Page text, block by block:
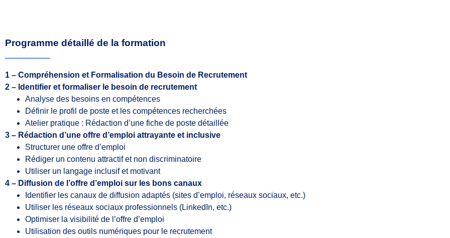
Programme détaillé de la formation
1 – Compréhension et Formalisation du Besoin de Recrutement
2 – Identifier et formaliser le besoin de recrutement
Analyse des besoins en compétences
Définir le profil de poste et les compétences recherchées
Atelier pratique : Rédaction d’une fiche de poste détaillée
3 – Rédaction d’une offre d’emploi attrayante et inclusive
Structurer une offre d’emploi
Rédiger un contenu attractif et non discriminatoire
Utiliser un langage inclusif et motivant
4 – Diffusion de l’offre d’emploi sur les bons canaux
Identifier les canaux de diffusion adaptés (sites d’emploi, réseaux sociaux, etc.)
Utiliser les réseaux sociaux professionnels (LinkedIn, etc.)
Optimiser la visibilité de l’offre d’emploi
Utilisation des outils numériques pour le recrutement